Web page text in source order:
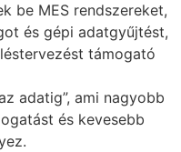
be MES rendszereket,
és gépi adatgyűjtést,
támogató
adatig”, ami nagyobb
és kevesebb